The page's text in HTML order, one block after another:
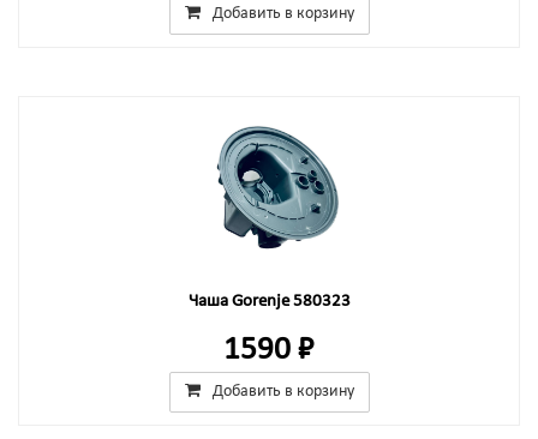
Добавить в корзину
Чаша Gorenje 580323
1590 ₽
Добавить в корзину